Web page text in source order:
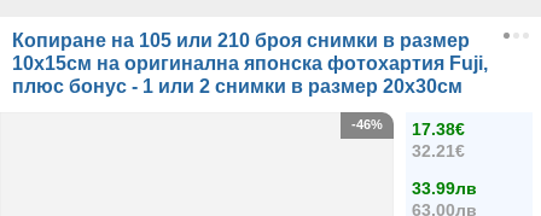
Копиране на 105 или 210 броя снимки в размер
10х15см на оригинална японска фотохартия Fuji,
плюс бонус - 1 или 2 снимки в размер 20х30см
17.38€
32.21€
33.99лв
63.00лв
-46%